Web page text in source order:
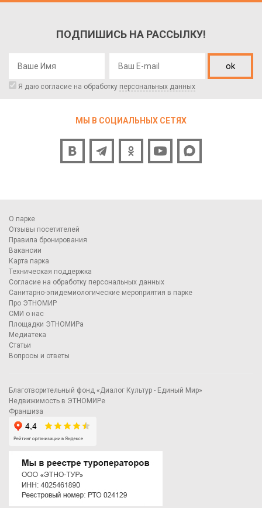
ПОДПИШИСЬ НА РАССЫЛКУ!
ok
Я даю согласие на обработку персональных данных
МЫ В СОЦИАЛЬНЫХ СЕТЯХ
О парке
Отзывы посетителей
Правила бронирования
Вакансии
Карта парка
Техническая поддержка
Согласие на обработку персональных данных
Санитарно-эпидемиологические мероприятия в парке
Про ЭТНОМИР
СМИ о нас
Площадки ЭТНОМИРа
Медиатека
Статьи
Вопросы и ответы
Благотворительный фонд «Диалог Культур - Единый Мир»
Недвижимость в ЭТНОМИРе
Франшиза